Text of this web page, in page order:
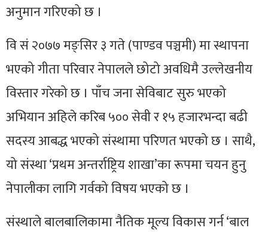
अनुमान गरिएको छ ।
वि सं २०७७ मङ्सिर ३ गते (पाण्डव पञ्चमी) मा स्थापना
भएको गीता परिवार नेपालले छोटो अवधिमै उल्लेखनीय
विस्तार गरेको छ । पाँच जना सेविबाट सुरु भएको
अभियान अहिले करिब ५०० सेवी र १५ हजारभन्दा बढी
सदस्य आबद्ध भएको संस्थामा परिणत भएको छ । साथै,
यो संस्था ‘प्रथम अन्तर्राष्ट्रिय शाखा’का रूपमा चयन हुनु
नेपालीका लागि गर्वको विषय भएको छ ।
संस्थाले बालबालिकामा नैतिक मूल्य विकास गर्न ‘बाल